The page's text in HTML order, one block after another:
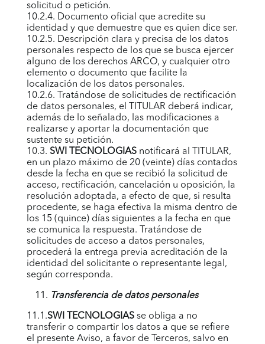
solicitud o petición.
10.2.4. Documento oficial que acredite su
identidad y que demuestre que es quien dice ser.
10.2.5. Descripción clara y precisa de los datos
personales respecto de los que se busca ejercer
alguno de los derechos ARCO, y cualquier otro
elemento o documento que facilite la
localización de los datos personales.
10.2.6. Tratándose de solicitudes de rectificación
de datos personales, el TITULAR deberá indicar,
además de lo señalado, las modificaciones a
realizarse y aportar la documentación que
sustente su petición.
10.3. SWI TECNOLOGIASnotificará al TITULAR,
en un plazo máximo de 20 (veinte) días contados
desde la fecha en que se recibió la solicitud de
acceso, rectificación, cancelación u oposición, la
resolución adoptada, a efecto de que, si resulta
procedente, se haga efectiva la misma dentro de
los 15 (quince) días siguientes a la fecha en que
se comunica la respuesta. Tratándose de
solicitudes de acceso a datos personales,
procederá la entrega previa acreditación de la
identidad del solicitante o representante legal,
según corresponda.
Transferencia de datos personales
11.1.SWI TECNOLOGIASse obliga a no
transferir o compartir los datos a que se refiere
el presente Aviso, a favor de Terceros, salvo en